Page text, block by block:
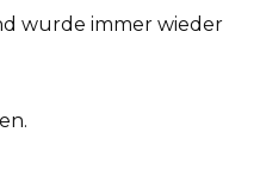
wurde immer wieder